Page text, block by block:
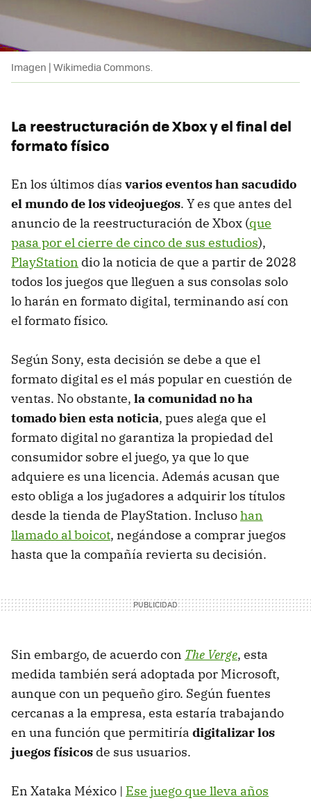
Imagen | Wikimedia Commons.
La reestructuración de Xbox y el final del
formato físico
En los últimos días varios eventos han sacudido
el mundo de los videojuegos. Y es que antes del
anuncio de la reestructuración de Xbox (que
pasa por el cierre de cinco de sus estudios),
PlayStation dio la noticia de que a partir de 2028
todos los juegos que lleguen a sus consolas solo
lo harán en formato digital, terminando así con
el formato físico.
Según Sony, esta decisión se debe a que el
formato digital es el más popular en cuestión de
ventas. No obstante, la comunidad no ha
tomado bien esta noticia, pues alega que el
formato digital no garantiza la propiedad del
consumidor sobre el juego, ya que lo que
adquiere es una licencia. Además acusan que
esto obliga a los jugadores a adquirir los títulos
desde la tienda de PlayStation. Inclusohan
llamado al boicot, negándose a comprar juegos
hasta que la compañía revierta su decisión.
Sin embargo, de acuerdo con The Verge, esta
medida también será adoptada por Microsoft,
aunque con un pequeño giro. Según fuentes
cercanas a la empresa, esta estaría trabajando
en una función que permitiría digitalizar los
juegos físicos de sus usuarios.
En Xataka México | Ese juego que lleva años